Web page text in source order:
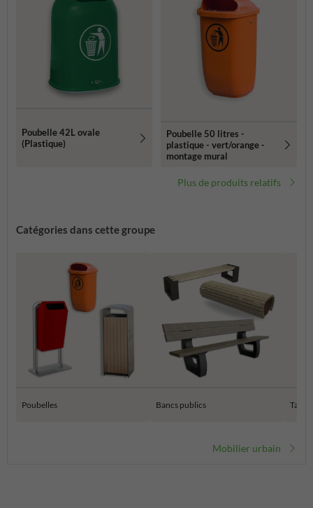
Poubelle 42L ovale
(Plastique)
Poubelle 50 litres -
plastique - vert/orange -
montage mural
Plus de produits relatifs
Catégories dans cette groupe
Poubelles Bancs publics
Mobilier urbain